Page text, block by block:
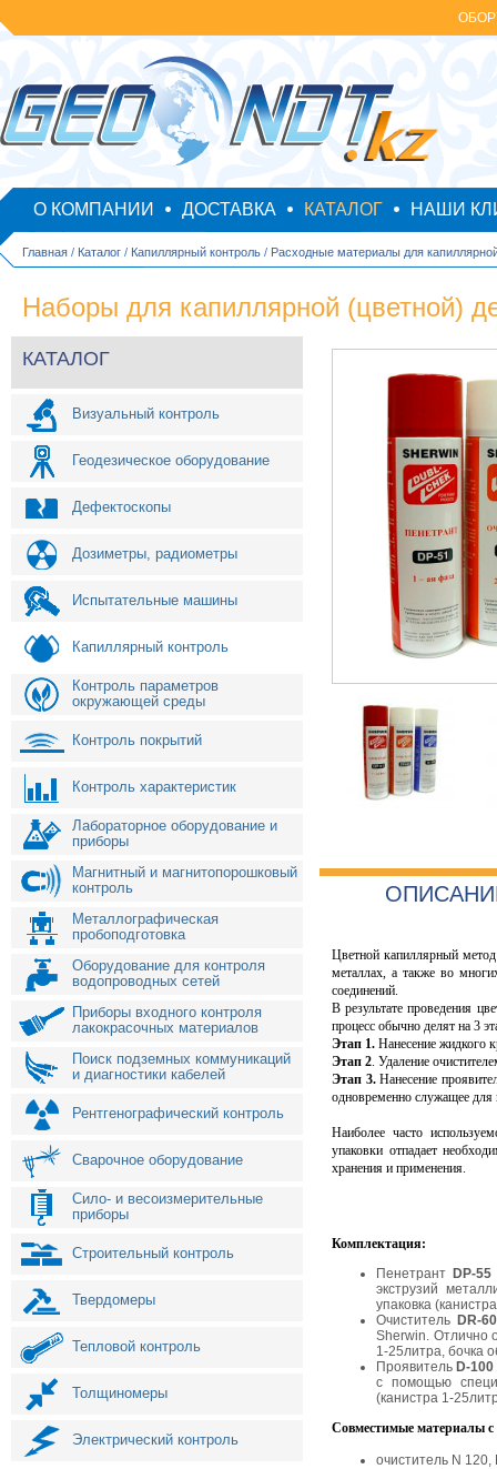
О КОМПАНИИ ДОСТАВКА КАТАЛОГ НАШИ
Главная / Каталог / Капиллярный контроль / Расходные материалы для
Наборы для капиллярной (цветной)
КАТАЛОГ
Визуальный контроль
Геодезическое оборудование
Дефектоскопы
Дозиметры, радиометры
Испытательные машины
Капиллярный контроль
Контроль параметров
окружающей среды
Контроль покрытий
Контроль характеристик
Лабораторное оборудование и
приборы
Магнитный и магнитопорошковый
контроль
Металлографическая
пробоподготовка
Оборудование для контроля
водопроводных сетей
Приборы входного контроля
лакокрасочных материалов
Поиск подземных коммуникаций
и диагностики кабелей
Рентгенографический контроль
Сварочное оборудование
Сило- и весоизмерительные
приборы
Строительный контроль
Твердомеры
Тепловой контроль
Толщиномеры
Электрический контроль
Цветной капиллярный
металлах, а также во
соединений.
В результате проведения
процесс обычно делят на 3
Этап 1. Нанесение жидкого
Этап 2. Удаление
Этап 3.Нанесение
одновременно служащее
Наиболее часто
упаковки отпадает
хранения и применения.
Комплектация:
Пенетрант DP-55
экструзий
упаковка
Очиститель DR-
Sherwin. Отлично
1-25литра, бочка
Проявитель D-
с помощью
(канистра 1-
Совместимые материалы
очиститель N